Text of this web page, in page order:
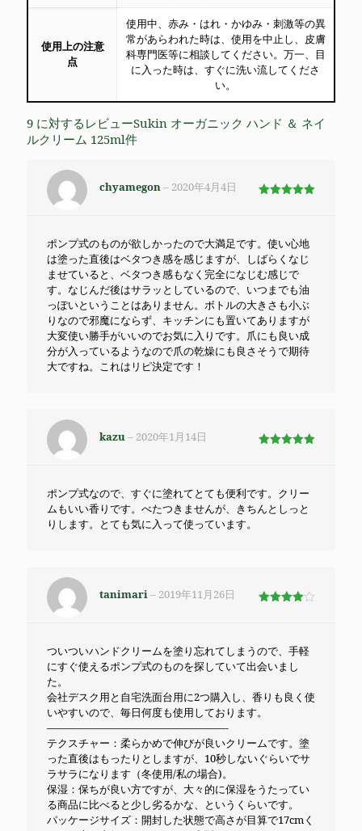
使用上の注意
点
使用中、赤み・はれ・かゆみ・刺激等の異
常があらわれた時は、使用を中止し、皮膚
科専門医等に相談してください。万一、目
に入った時は、すぐに洗い流してくださ
い。
9 に対するレビューSukin オーガニック ハンド ＆ ネイ
ルクリーム 125ml件
chyamegon– 2020年4月4日
ポンプ式のものが欲しかったので大満足です。使い心地
は塗った直後はベタつき感を感じますが、しばらくなじ
ませていると、ベタつき感もなく完全になじむ感じで
す。なじんだ後はサラッとしているので、いつまでも油
っぽいということはありません。ボトルの大きさも小ぶ
りなので邪魔にならず、キッチンにも置いてありますが
大変使い勝手がいいのでお気に入りです。爪にも良い成
分が入っているようなので爪の乾燥にも良さそうで期待
大ですね。これはリピ決定です！
kazu– 2020年1月14日
ポンプ式なので、すぐに塗れてとても便利です。クリー
ムもいい香りです。べたつきませんが、きちんとしっと
りします。とても気に入って使っています。
tanimari– 2019年11月26日
ついついハンドクリームを塗り忘れてしまうので、手軽
にすぐ使えるポンプ式のものを探していて出会いまし
た。
会社デスク用と自宅洗面台用に2つ購入し、香りも良く使
いやすいので、毎日何度も使用しております。
—————————————————-
テクスチャー：柔らかめで伸びが良いクリームです。塗
った直後はもったりとしますが、10秒しないぐらいでサ
ラサラになります（冬使用/私の場合)。
保湿：保ちが良い方ですが、大々的に保湿をうたってい
る商品に比べると少し劣るかな、というくらいです。
パッケージサイズ：開封した状態で高さが目算で17cmく